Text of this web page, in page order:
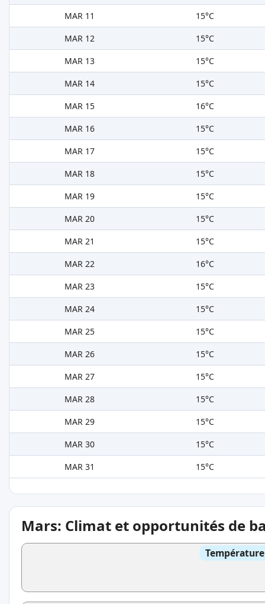
MAR 11
15°C
MAR 12
15°C
MAR 13
15°C
MAR 14
15°C
MAR 15
16°C
MAR 16
15°C
MAR 17
15°C
MAR 18
15°C
MAR 19
15°C
MAR 20
15°C
MAR 21
15°C
MAR 22
16°C
MAR 23
15°C
MAR 24
15°C
MAR 25
15°C
MAR 26
15°C
MAR 27
15°C
MAR 28
15°C
MAR 29
15°C
MAR 30
15°C
MAR 31
15°C
Mars: Climat et opportunités de